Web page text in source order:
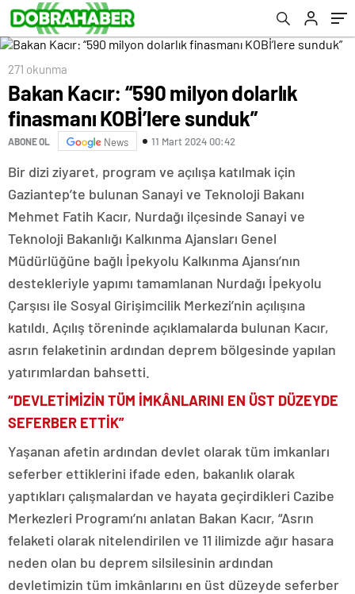
271 okunma
Bakan Kacır: “590 milyon dolarlık
finasmanı KOBİ’lere sunduk”
ABONE OL News 11 Mart 2024 00:42
Bir dizi ziyaret, program ve açılışa katılmak için
Gaziantep’te bulunan Sanayi ve Teknoloji Bakanı
Mehmet Fatih Kacır, Nurdağı ilçesinde Sanayi ve
Teknoloji Bakanlığı Kalkınma Ajansları Genel
Müdürlüğüne bağlı İpekyolu Kalkınma Ajansı’nın
destekleriyle yapımı tamamlanan Nurdağı İpekyolu
Çarşısı ile Sosyal Girişimcilik Merkezi’nin açılışına
katıldı. Açılış töreninde açıklamalarda bulunan Kacır,
asrın felaketinin ardından deprem bölgesinde yapılan
yatırımlardan bahsetti.
“DEVLETİMİZİN TÜM İMKÂNLARINI EN ÜST DÜZEYDE
SEFERBER ETTİK”
Yaşanan afetin ardından devlet olarak tüm imkanları
seferber ettiklerini ifade eden, bakanlık olarak
yaptıkları çalışmalardan ve hayata geçirdikleri Cazibe
Merkezleri Programı’nı anlatan Bakan Kacır, “Asrın
felaketi olarak nitelendirilen ve 11 ilimizde ağır hasara
neden olan bu deprem silsilesinin ardından
devletimizin tüm imkânlarını en üst düzeyde seferber